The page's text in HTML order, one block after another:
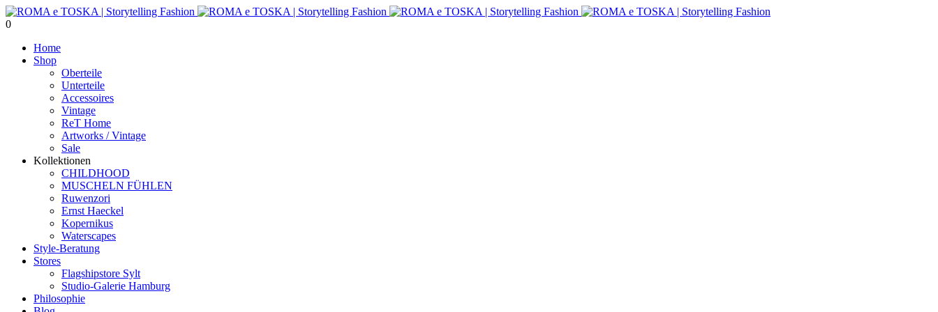
0
Home
Shop
Oberteile
Unterteile
Accessoires
Vintage
ReT Home
Artworks / Vintage
Sale
Kollektionen
CHILDHOOD
MUSCHELN FÜHLEN
Ruwenzori
Ernst Haeckel
Kopernikus
Waterscapes
Style-Beratung
Stores
Flagshipstore Sylt
Studio-Galerie Hamburg
Philosophie